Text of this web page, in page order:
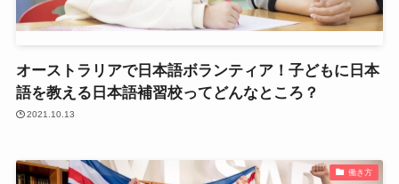
オーストラリアで日本語ボランティア！子どもに日本
語を教える日本語補習校ってどんなところ？
2021.10.13
働き方